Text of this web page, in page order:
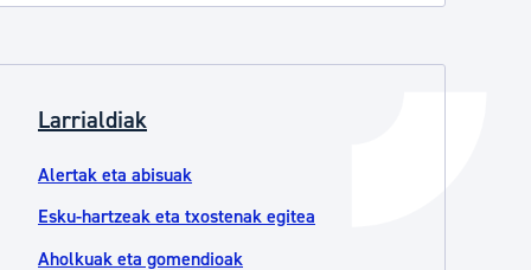
Larrialdiak
Alertak eta abisuak
Esku-hartzeak eta txostenak egitea
Aholkuak eta gomendioak